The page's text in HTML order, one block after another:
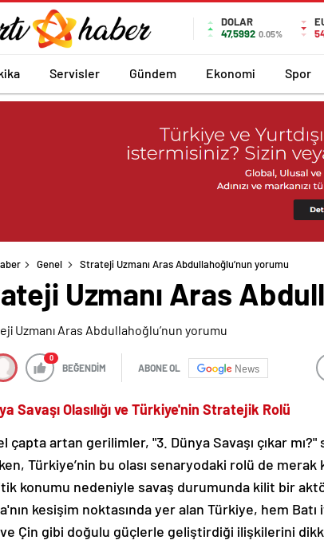
DOLAR
47,5992 0.05%
Servisler Gündem Ekonomi Spor
Genel Strateji Uzmanı Aras Abdullahoğlu’nun yorumu
Uzmanı Aras
0
BEĞENDİM ABONE OL News
Savaşı Olasılığı ve Türkiye'nin Stratejik Rolü
çapta artan gerilimler, "3. Dünya Savaşı çıkar
Türkiye’nin bu olası senaryodaki rolü de merak
konumu nedeniyle savaş durumunda kilit bir
kesişim noktasında yer alan Türkiye, hem Batı
Çin gibi doğulu güçlerle geliştirdiği ilişkilerini